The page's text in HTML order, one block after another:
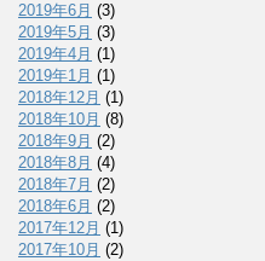
2019年6月 (3)
2019年5月 (3)
2019年4月 (1)
2019年1月 (1)
2018年12月 (1)
2018年10月 (8)
2018年9月 (2)
2018年8月 (4)
2018年7月 (2)
2018年6月 (2)
2017年12月 (1)
2017年10月 (2)